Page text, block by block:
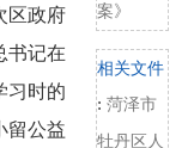
区政府
书记在
习时的
留公益
案》
相关文件
: 菏泽市
牡丹区人